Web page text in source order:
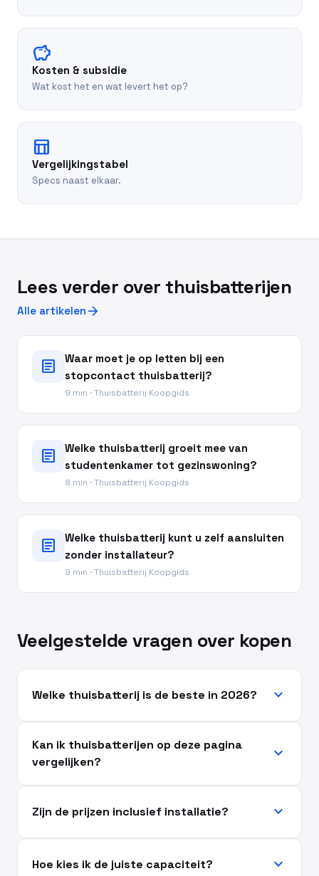
savings
Kosten & subsidie
Wat kost het en wat levert het op?
table_chart
Vergelijkingstabel
Specs naast elkaar.
Lees verder over thuisbatterijen
Alle artikelen arrow_forward
article
Waar moet je op letten bij een
stopcontact thuisbatterij?
9 min · Thuisbatterij Koopgids
article
Welke thuisbatterij groeit mee van
studentenkamer tot gezinswoning?
8 min · Thuisbatterij Koopgids
article
Welke thuisbatterij kunt u zelf aansluiten
zonder installateur?
9 min · Thuisbatterij Koopgids
Veelgestelde vragen over kopen
Welke thuisbatterij is de beste in 2026? expand_more
Kan ik thuisbatterijen op deze pagina
vergelijken?
expand_more
Zijn de prijzen inclusief installatie? expand_more
Hoe kies ik de juiste capaciteit? expand_more